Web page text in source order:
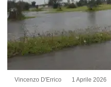
Vincenzo D'Errico 1 Aprile 2026